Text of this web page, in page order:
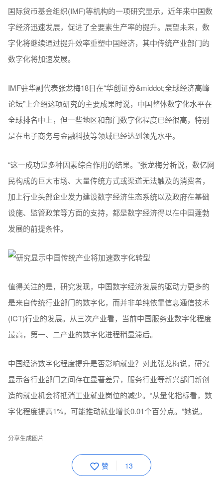
国际货币基金组织(IMF)等机构的一项研究显示，近年来中国数
字经济迅速发展，促进了全要素生产率的提升。展望未来，数
字化将继续通过提升效率重塑中国经济，其中传统产业部门的
数字化将加速发展。
IMF驻华副代表张龙梅18日在“华创证券&middot;全球经济高峰
论坛”上介绍这项研究的主要成果时说，中国整体数字化水平在
全球排名中上，但一些地区和部门数字化程度已经很高，特别
是在电子商务与金融科技等领域已经达到领先水平。
“这一成功是多种因素综合作用的结果。”张龙梅分析说，数亿网
民构成的巨大市场、大量传统方式或渠道无法触及的消费者，
加上行业头部企业发力建设数字经济生态系统以及政府在基础
设施、监管政策等方面的支持，都是数字经济得以在中国蓬勃
发展的前提条件。
值得关注的是，研究发现，中国数字经济发展的驱动力更多的
是来自传统行业部门的数字化，而并非单纯依靠信息通信技术
(ICT)行业的发展。从三次产业看，当前中国服务业数字化程度
最高，第一、二产业的数字化进程稍显滞后。
中国经济数字化程度提升是否影响就业？对此张龙梅说，研究
显示各行业部门之间存在显著差异，服务行业等新兴部门新创
造的就业机会将抵消工业就业岗位的减少。“从量化指标看，数
字化程度提高1%，可能推动就业增长0.01个百分点。”她说。
分享生成图片
赞 13